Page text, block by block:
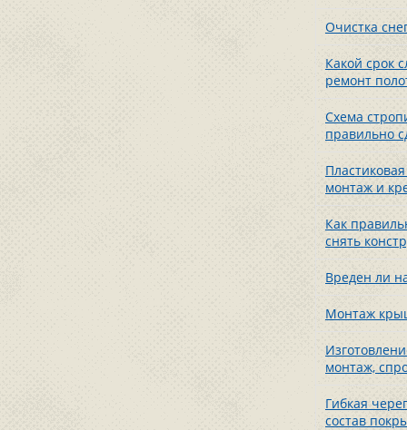
Очистка
Какой срок
ремонт
Схема
правильно
монтаж и
Как
снять
Вреден ли
Монтаж
монтаж,
Гибкая
состав